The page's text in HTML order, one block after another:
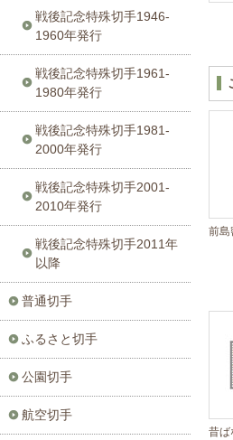
前島
昔ば
戦後記念特殊切手1946-
1960年発行
戦後記念特殊切手1961-
1980年発行
戦後記念特殊切手1981-
2000年発行
戦後記念特殊切手2001-
2010年発行
戦後記念特殊切手2011年
以降
普通切手
ふるさと切手
公園切手
航空切手